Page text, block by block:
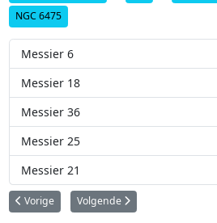
NGC 6475
Messier 6
Messier 18
Messier 36
Messier 25
Messier 21
Vorig artikel: Messier 8
Vorige Volgende artikel: Messier 6
Volgende